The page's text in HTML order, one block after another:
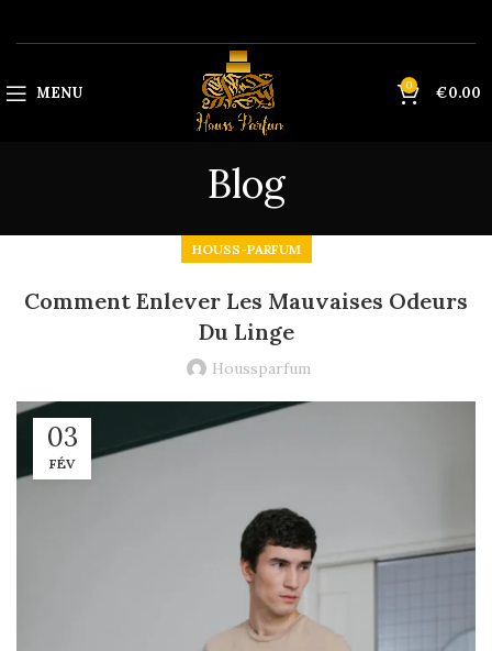
MENU 0 €0.00
Blog
HOUSS-PARFUM
Comment Enlever Les Mauvaises Odeurs
Du Linge
Houssparfum
03
FÉV